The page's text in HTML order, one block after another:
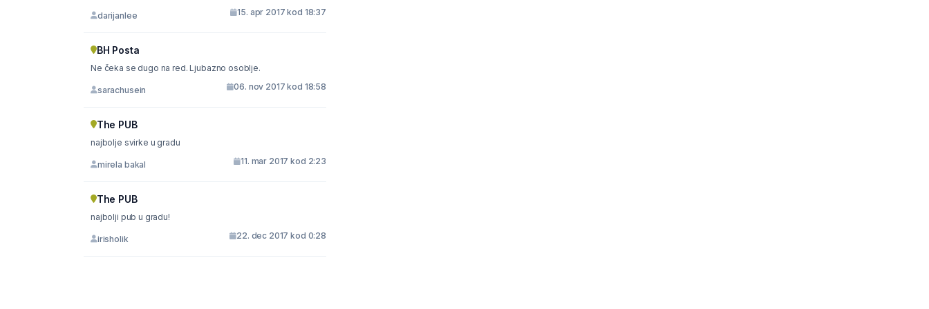
darijanlee 15. apr 2017 kod 18:37
BH Posta
Ne čeka se dugo na red. Ljubazno osoblje.
sarachusein 06. nov 2017 kod 18:58
The PUB
najbolje svirke u gradu
mirela bakal 11. mar 2017 kod 2:23
The PUB
najbolji pub u gradu!
irisholik 22. dec 2017 kod 0:28